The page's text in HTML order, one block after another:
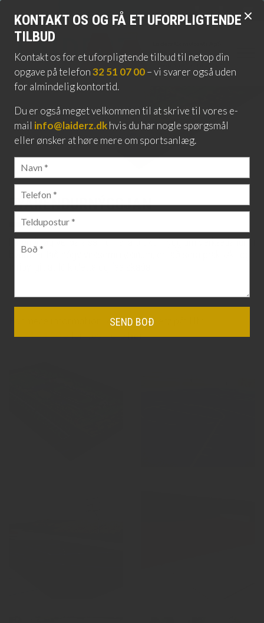
main
content
BÝARENDURNÝGGJAN
Fallundirløg verða alsamt meira brúkt í nýggjum verkætlanum í
býum. Er tað nógv virksemi í økinum, er tað sera praktiskt og
For mere information, kontakt Laiderz på: Tlf.:
26 74 54 20eller læs mereher.
​KONTAKT OS OG FÅ ET UFORPLIGTENDE
TILBUD
Kontakt os for et uforpligtende tilbud til netop din
opgave på telefon32 51 07 00– vi svarer også uden
for almindelig kontortid.
​Du er også meget velkommen til at skrive til vores e-
mail info@laiderz.dkhvis du har nogle spørgsmål
eller ønsker at høre mere om sportsanlæg​.